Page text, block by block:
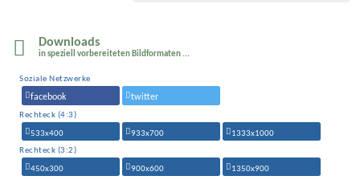
Downloads
in speziell vor­bereite­ten Bildformaten ...
Soziale Netzwerke
facebook twitter
Rechteck (4:3)
533x400 933x700
1333x1000
Rechteck (3:2)
450x300 900x600 1350x900